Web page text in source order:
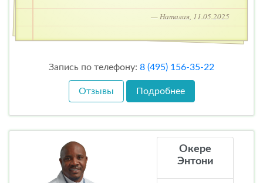
— Наталия, 11.05.2025
Запись по телефону: 8 (495) 156-35-22
Отзывы Подробнее
Окере
Энтони